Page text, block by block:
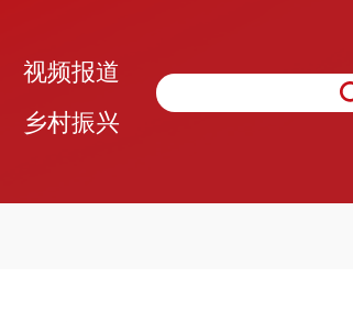
视频报道
乡村振兴